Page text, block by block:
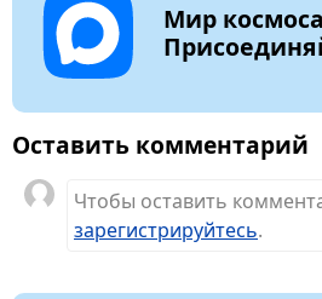
Мир
Оставить комментарий
Чтобы оставить
зарегистрируйтесь.